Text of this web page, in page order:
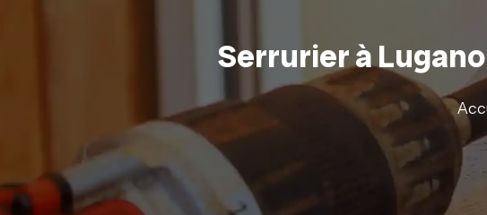
Serrurier à